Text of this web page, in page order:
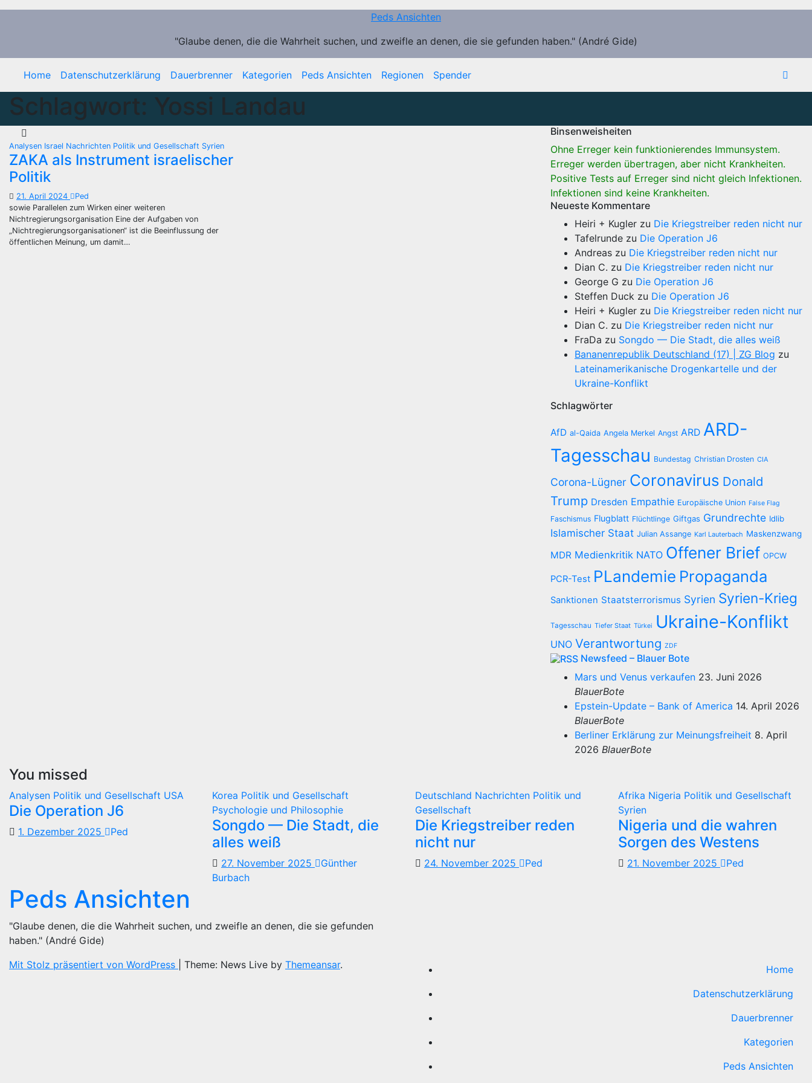
Zum
Peds Ansichten
"Glaube denen, die die Wahrheit suchen, und zweifle an denen, die sie gefunden haben." (André Gide)
Home Datenschutzerklärung Dauerbrenner Kategorien Peds Ansichten Regionen Spender
Schlagwort: Yossi Landau
Analysen Israel Nachrichten Politik und Gesellschaft Syrien
ZAKA als Instrument israelischer
Politik
21. April 2024
Ped
sowie Parallelen zum Wirken einer weiteren
Nichtregierungsorganisation Eine der Aufgaben von
„Nichtregierungsorganisationen“ ist die Beeinflussung der
öffentlichen Meinung, um damit…
Binsenweisheiten
Ohne Erreger kein funktionierendes Immunsystem.
Erreger werden übertragen, aber nicht Krankheiten.
Positive Tests auf Erreger sind nicht gleich Infektionen.
Infektionen sind keine Krankheiten.
Neueste Kommentare
Heiri + Kugler zu Die Kriegstreiber reden nicht nur
Tafelrunde zu Die Operation J6
Andreas zu Die Kriegstreiber reden nicht nur
Dian C. zu Die Kriegstreiber reden nicht nur
George G zu Die Operation J6
Steffen Duck zu Die Operation J6
Heiri + Kugler zu Die Kriegstreiber reden nicht nur
Dian C. zu Die Kriegstreiber reden nicht nur
FraDa zu Songdo — Die Stadt, die alles weiß
Bananenrepublik Deutschland (17) | ZG Blog zu
Lateinamerikanische Drogenkartelle und der
Ukraine-Konflikt
Schlagwörter
AfD al-Qaida Angela Merkel Angst ARD ARD-
Tagesschau Bundestag Christian Drosten CIA
Corona-Lügner Coronavirus Donald
Trump Dresden Empathie Europäische Union False Flag
Faschismus Flugblatt Flüchtlinge Giftgas Grundrechte Idlib
Islamischer Staat Julian Assange Karl Lauterbach Maskenzwang
MDR Medienkritik NATO Offener Brief OPCW
PCR-Test PLandemie Propaganda
Sanktionen Staatsterrorismus Syrien Syrien-Krieg
Tagesschau Tiefer Staat Türkei Ukraine-Konflikt
UNO Verantwortung ZDF
Newsfeed – Blauer Bote
Mars und Venus verkaufen 23. Juni 2026
BlauerBote
Epstein-Update – Bank of America 14. April 2026
BlauerBote
Berliner Erklärung zur Meinungsfreiheit 8. April
2026 BlauerBote
You missed
Analysen Politik und Gesellschaft USA
Die Operation J6
1. Dezember 2025 Ped
Korea Politik und Gesellschaft
Psychologie und Philosophie
Songdo — Die Stadt, die
alles weiß
27. November 2025
Günther
Burbach
Deutschland Nachrichten Politik und
Gesellschaft
Die Kriegstreiber reden
nicht nur
24. November 2025 Ped
Afrika Nigeria Politik und Gesellschaft
Syrien
Nigeria und die wahren
Sorgen des Westens
21. November 2025 Ped
Peds Ansichten
"Glaube denen, die die Wahrheit suchen, und zweifle an denen, die sie gefunden
haben." (André Gide)
Mit Stolz präsentiert von WordPress
Theme: News Live by Themeansar.
Home
Datenschutzerklärung
Dauerbrenner
Kategorien
Peds Ansichten